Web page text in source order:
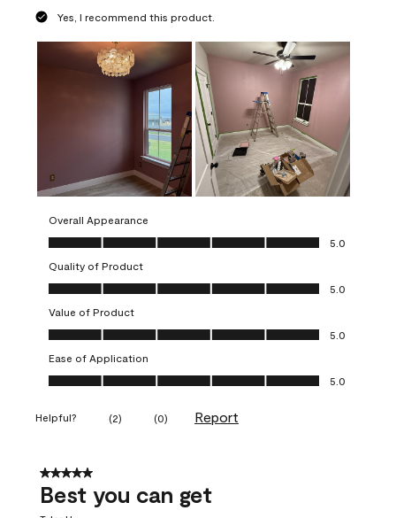
Yes, I recommend this product.
Overall Appearance
Overall Appearance, 5.0 out of 5
5.0
Quality of Product
Quality of Product, 5.0 out of 5
5.0
Value of Product
Value of Product, 5.0 out of 5
5.0
Ease of Application
Ease of Application, 5.0 out of 5
5.0
Helpful? (2) (0) Report
5 out of 5 stars.
Best you can get